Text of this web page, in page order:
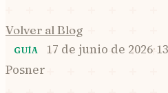
Volver al Blog
GUÍA 17 de junio de 2026·
Posner